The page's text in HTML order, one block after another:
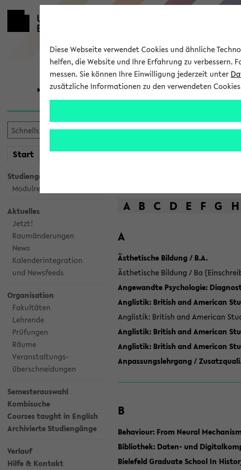
Universität Forschung
Start meineKVV
Studiengangsauswahl
Modulrecherche
Aktuelles
Jetzt!
Raumänderungen
News
Kalenderintegration
und Newsfeeds
Organisation
Fakultäten
Lehrende
Prüfungen
Räume
Veranstaltungs-
überschneidungen
Semesterauswahl
Kombisuche
Courses taught in English
Archivierte Studiengänge
Verlauf
Hilfe & Kontakt
Das
A B C D E F G H
A
Ästhetische Bildung / B.A.
Ästhetische Bildung / Ba
Angewandte Psychologie:
Anglistik: British and American
Anglistik: British and American
Anglistik: British and American
Anglistik: British and American
Anpassungslehrgang /
B
Behaviour: From Neural
Bibliothek: Daten- und
Bielefeld Graduate School In
Diese Webseite verwendet Cookies und ähnliche
helfen, die Website und Ihre Erfahrung zu verbessern.
messen. Sie können Ihre Einwilligung jederzeit unter
zusätzliche Informationen zu den verwendeten